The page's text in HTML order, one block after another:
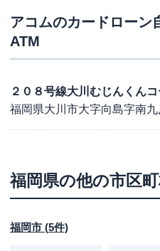
アコムのカードローン
ATM
２０８号線大川むじんくん
福岡県大川市大字向島字南九
福岡県の他の市区
福岡市 (5件)